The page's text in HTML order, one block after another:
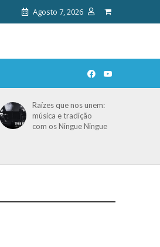
Agosto 7, 2026
Raízes que nos unem:
música e tradição
com os Ningue Ningue